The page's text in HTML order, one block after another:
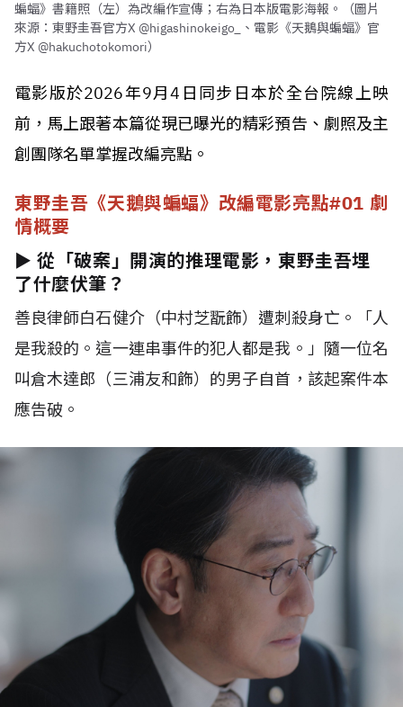
蝙蝠》書籍照（左）為改編作宣傳；右為日本版電影海報。（圖片
來源：東野圭吾官方X @higashinokeigo_、電影《天鵝與蝙蝠》官
方X @hakuchotokomori）
電影版於2026年9月4日同步日本於全台院線上映
前，馬上跟著本篇從現已曝光的精彩預告、劇照及主
創團隊名單掌握改編亮點。
東野圭吾《天鵝與蝙蝠》改編電影亮點#01 劇
情概要
► 從「破案」開演的推理電影，東野圭吾埋
了什麼伏筆？
善良律師白石健介（中村芝翫飾）遭刺殺身亡。「人
是我殺的。這一連串事件的犯人都是我。」隨一位名
叫倉木達郎（三浦友和飾）的男子自首，該起案件本
應告破。